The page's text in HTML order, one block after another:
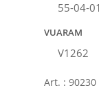
55-04-
VUARAM
V1262
Art. : 90230